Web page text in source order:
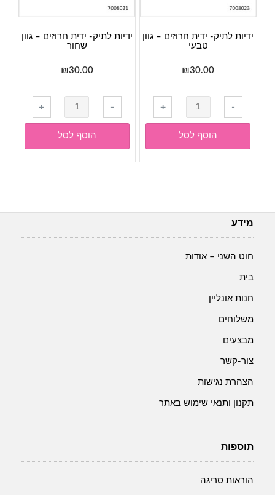
ידיות לתיק- ידית חרוזים – גוון
טבעי
₪30.00
-
כמות
של
ידיות
לתיק-
ידית
+
הוסף לסל
ידיות לתיק- ידית חרוזים – גוון
שחור
₪30.00
-
כמות
של
ידיות
לתיק-
ידית
+
הוסף לסל
מידע
חוט השני – אודות
בית
חנות אונליין
משלוחים
מבצעים
צור-קשר
הצהרת נגישות
תקנון ותנאי שימוש באתר
תוספות
הוראות סריגה